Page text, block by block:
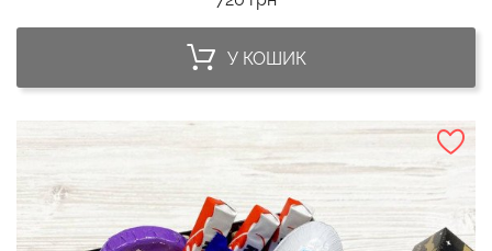
У КОШИК